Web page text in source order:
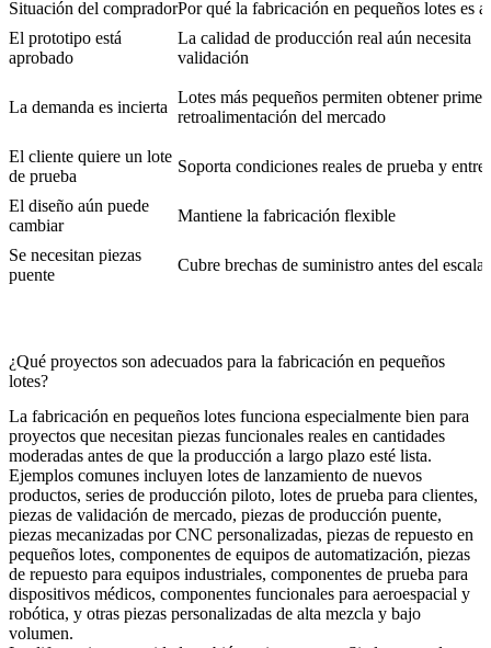
Situación del compradorPor qué la fabricación en pequeños lotes es
El prototipo está
aprobado
La calidad de producción real aún necesita
validación
La demanda es incierta
Lotes más pequeños permiten obtener
retroalimentación del mercado
El cliente quiere un lote
de prueba
Soporta condiciones reales de prueba y
El diseño aún puede
cambiar
Mantiene la fabricación flexible
Se necesitan piezas
puente
Cubre brechas de suministro antes del
¿Qué proyectos son adecuados para la fabricación en pequeños
lotes?
La fabricación en pequeños lotes funciona especialmente bien para
proyectos que necesitan piezas funcionales reales en cantidades
moderadas antes de que la producción a largo plazo esté lista.
Ejemplos comunes incluyen lotes de lanzamiento de nuevos
productos, series de producción piloto, lotes de prueba para clientes,
piezas de validación de mercado, piezas de producción puente,
piezas mecanizadas por CNC personalizadas, piezas de repuesto en
pequeños lotes, componentes de equipos de automatización, piezas
de repuesto para equipos industriales, componentes de prueba para
dispositivos médicos, componentes funcionales para aeroespacial y
robótica, y otras piezas personalizadas de alta mezcla y bajo
volumen.